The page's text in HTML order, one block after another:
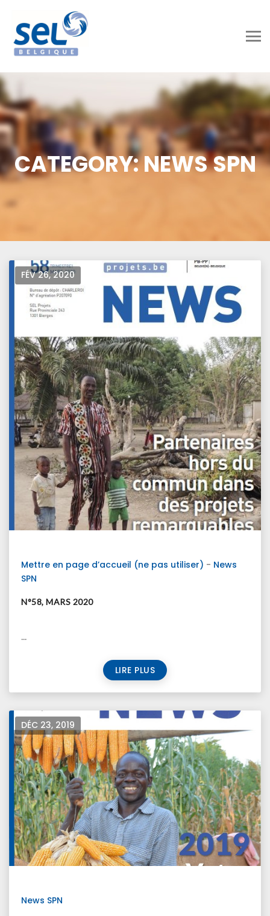
CATEGORY: NEWS SPN
FÉV 26, 2020
Mettre en page d’accueil (ne pas utiliser) - News
SPN
N°58, MARS 2020
...
LIRE PLUS
DÉC 23, 2019
News SPN